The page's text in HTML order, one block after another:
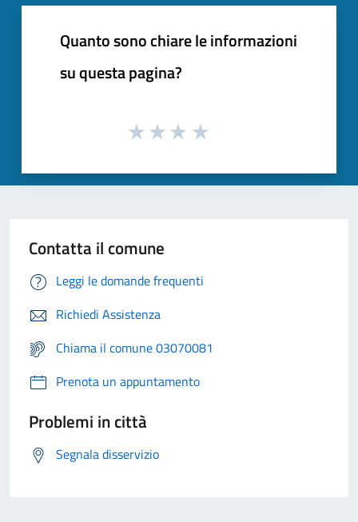
Quanto sono chiare le informazioni
su questa pagina?
Contatta il comune
Leggi le domande frequenti
Richiedi Assistenza
Chiama il comune 03070081
Prenota un appuntamento
Problemi in città
Segnala disservizio